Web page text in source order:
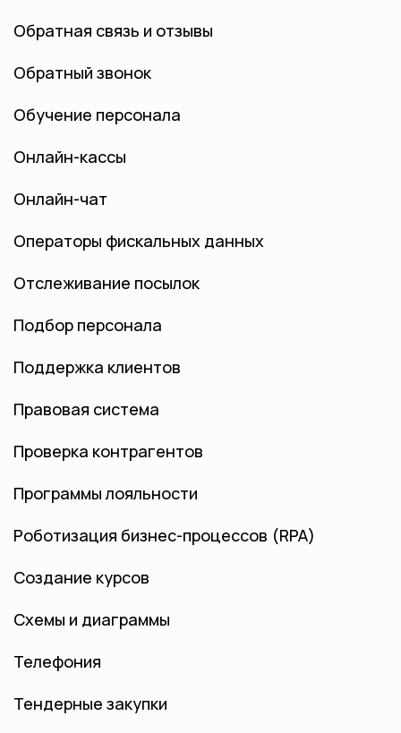
Обратная связь и отзывы
Обратный звонок
Обучение персонала
Онлайн-кассы
Онлайн-чат
Операторы фискальных данных
Отслеживание посылок
Подбор персонала
Поддержка клиентов
Правовая система
Проверка контрагентов
Программы лояльности
Роботизация бизнес-процессов (RPA)
Создание курсов
Схемы и диаграммы
Телефония
Тендерные закупки